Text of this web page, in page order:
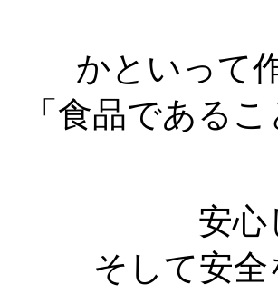
かといって
「食品である
安心
そして安